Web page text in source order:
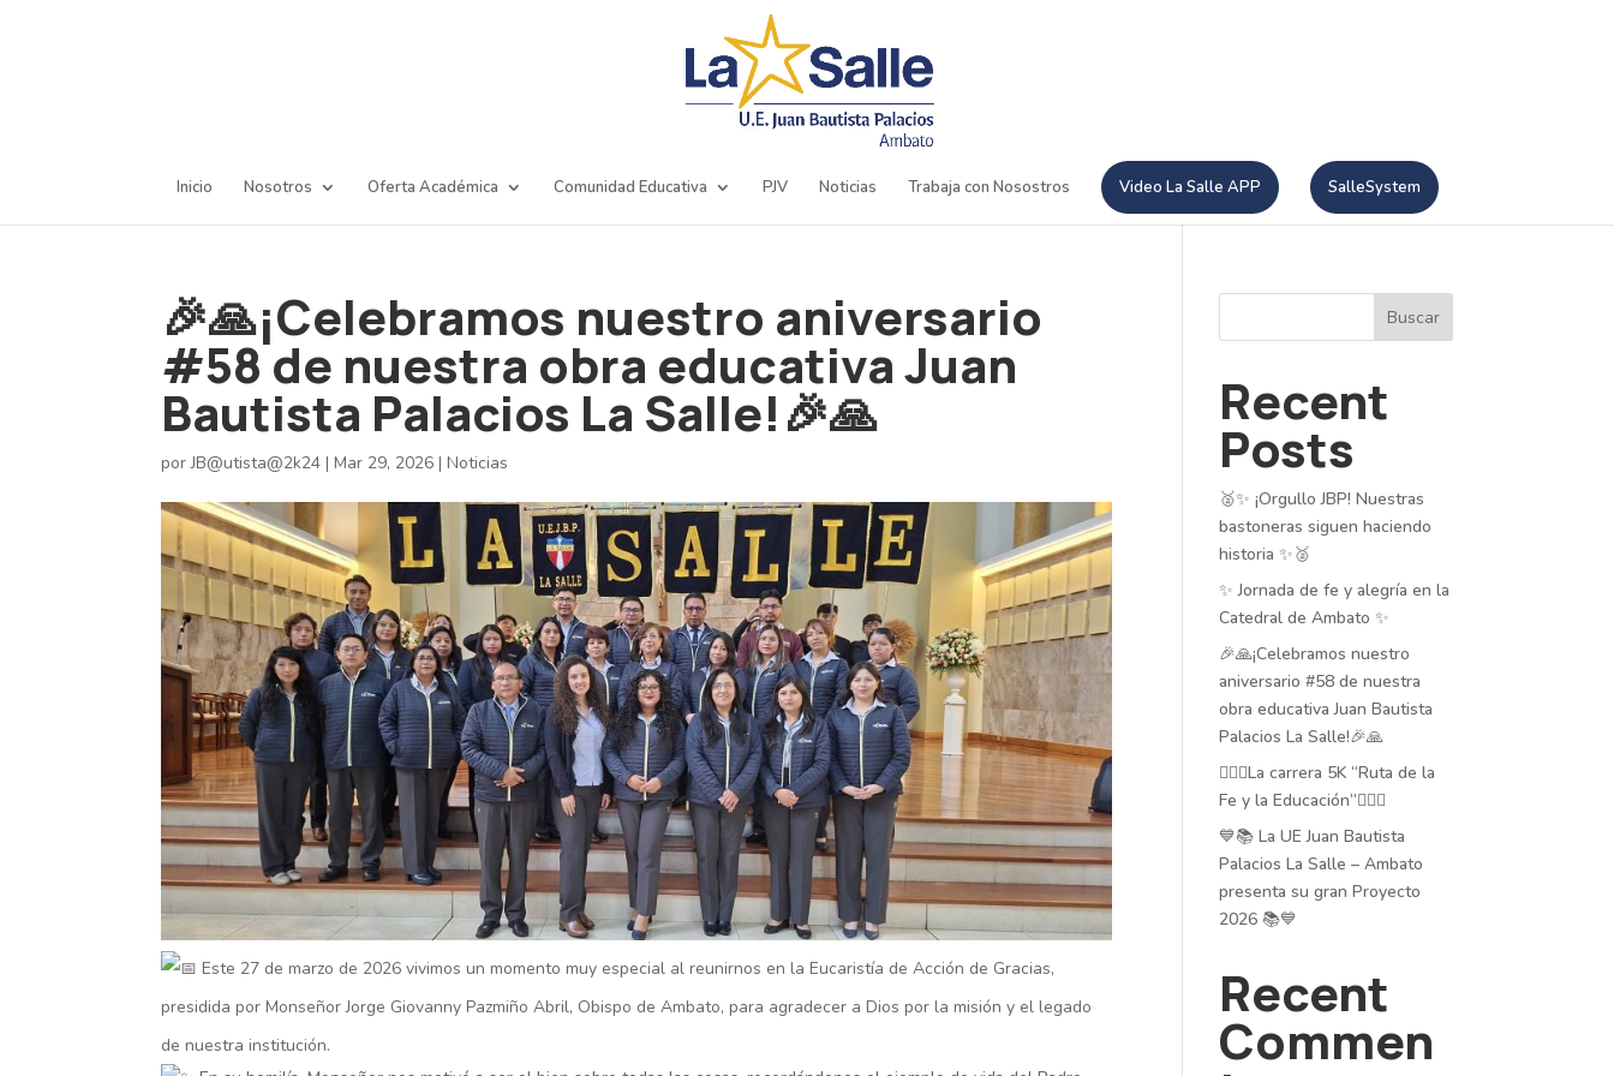
Inicio Nosotros Oferta Académica Comunidad Educativa PJV Noticias Trabaja con Nosostros Video La Salle APP SalleSystem
🎉🙏¡Celebramos nuestro aniversario
#58 de nuestra obra educativa Juan
Bautista Palacios La Salle!🎉🙏
porJB@utista@2k24 |Mar 29, 2026 |Noticias
Este 27 de marzo de 2026 vivimos un momento muy especial al reunirnos en la Eucaristía de Acción de Gracias,
presidida por Monseñor Jorge Giovanny Pazmiño Abril, Obispo de Ambato, para agradecer a Dios por la misión y el legado
de nuestra institución.
Buscar
Recent
Posts
🥈✨ ¡Orgullo JBP! Nuestras
bastoneras siguen haciendo
historia ✨🥈
✨ Jornada de fe y alegría en la
Catedral de Ambato ✨
🎉🙏¡Celebramos nuestro
aniversario #58 de nuestra
obra educativa Juan Bautista
Palacios La Salle!🎉🙏
🏃‍♂️✨La carrera 5K “Ruta de la
Fe y la Educación”🏃‍♂️✨
💙📚 La UE Juan Bautista
Palacios La Salle – Ambato
presenta su gran Proyecto
2026 📚💙
Recent
Commen